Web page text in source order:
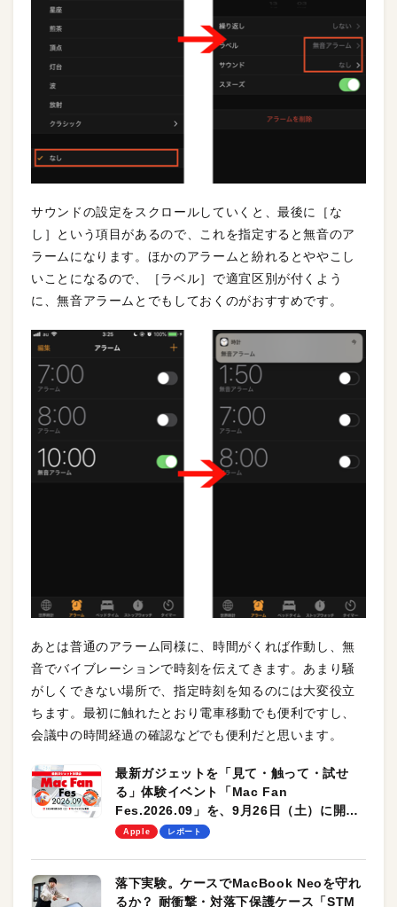
サウンドの設定をスクロールしていくと、最後に［な
し］という項目があるので、これを指定すると無音のア
ラームになります。ほかのアラームと紛れるとややこし
いことになるので、［ラベル］で適宜区別が付くよう
に、無音アラームとでもしておくのがおすすめです。
あとは普通のアラーム同様に、時間がくれば作動し、無
音でバイブレーションで時刻を伝えてきます。あまり騒
がしくできない場所で、指定時刻を知るのには大変役立
ちます。最初に触れたとおり電車移動でも便利ですし、
会議中の時間経過の確認などでも便利だと思います。
最新ガジェットを「見て・触って・試せ
る」体験イベント「Mac Fan
Fes.2026.09」を、9月26日（土）に開催
します！
Apple レポート
落下実験。ケースでMacBook Neoを守れ
るか？ 耐衝撃・対落下保護ケース「STM